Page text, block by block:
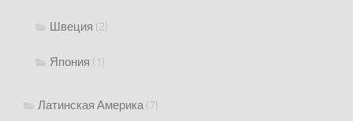
Швеция (2)
Япония (1)
Латинская Америка(7)